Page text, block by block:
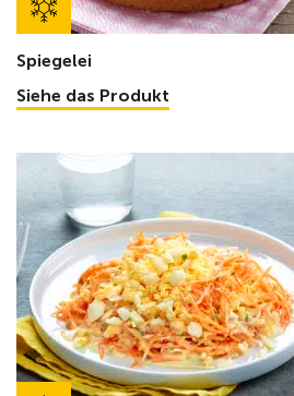
Spiegelei
Siehe das Produkt